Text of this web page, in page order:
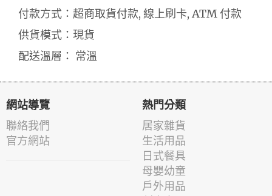
付款方式：超商取貨付款, 線上刷卡, ATM 付款
供貨模式：現貨
配送溫層： 常溫
網站導覽
聯絡我們
官方網站
熱門分類
居家雜貨
生活用品
日式餐具
母嬰幼童
戶外用品